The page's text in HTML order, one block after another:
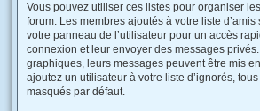
Vous pouvez utiliser ces listes pour organiser
forum. Les membres ajoutés à votre liste
votre panneau de l’utilisateur pour un accès
connexion et leur envoyer des messages
graphiques, leurs messages peuvent être mis
ajoutez un utilisateur à votre liste d’ignorés,
masqués par défaut.